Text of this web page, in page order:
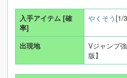
入手アイテム [確
率]
やくそう [1/
出現地
Vジャンプ
版】